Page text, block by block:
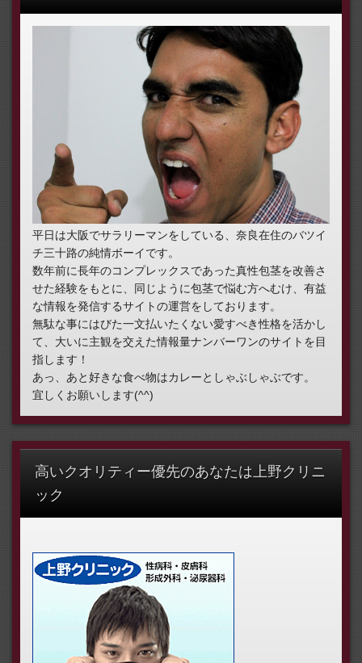
平日は大阪でサラリーマンをしている、奈良在住のバツイ
チ三十路の純情ボーイです。
数年前に長年のコンプレックスであった真性包茎を改善さ
せた経験をもとに、同じように包茎で悩む方へむけ、有益
な情報を発信するサイトの運営をしております。
無駄な事にはびた一文払いたくない愛すべき性格を活かし
て、大いに主観を交えた情報量ナンバーワンのサイトを目
指します！
あっ、あと好きな食べ物はカレーとしゃぶしゃぶです。
宜しくお願いします(^^)
高いクオリティー優先のあなたは上野クリニ
ック